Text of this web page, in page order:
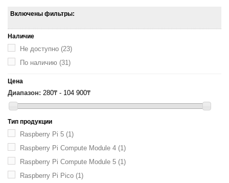
Включены фильтры:
Наличие
Не доступно (23)
По наличию (31)
Цена
Диапазон: 280₸ - 104 900₸
Тип продукции
Raspberry Pi 5 (1)
Raspberry Pi Compute Module 4 (1)
Raspberry Pi Compute Module 5 (1)
Raspberry Pi Pico (1)